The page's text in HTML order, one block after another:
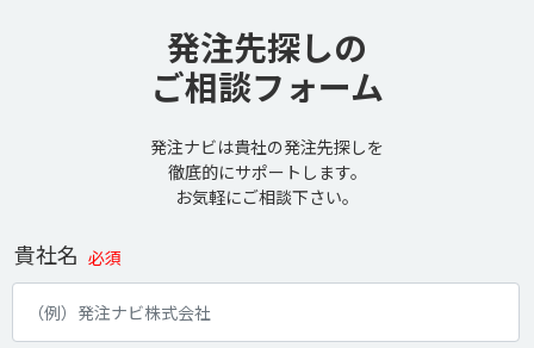
発注先探しの
ご相談フォーム
発注ナビは貴社の発注先探しを
徹底的にサポートします。
お気軽にご相談下さい。
貴社名 必須